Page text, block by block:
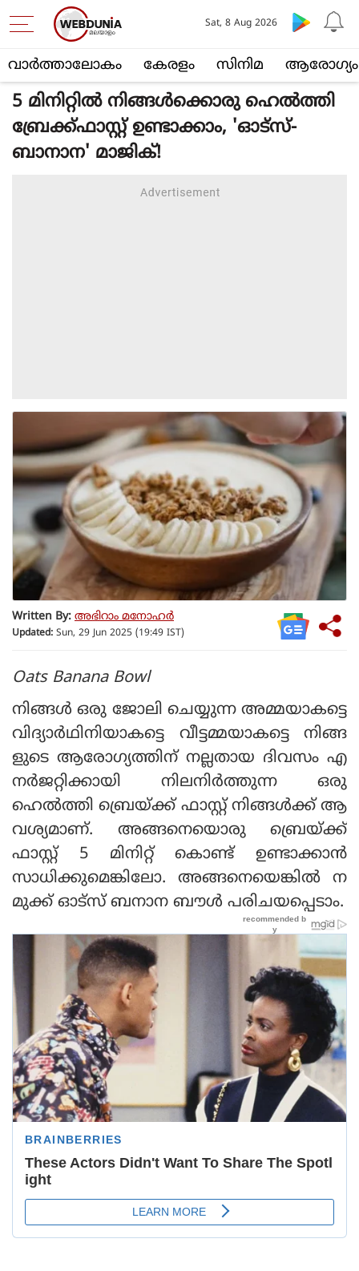
വാര്‍ത്താലോകം കേരളം സിനിമ ആരോഗ്യം
Sat, 8 Aug 2026
5 മിനിറ്റിൽ നിങ്ങൾക്കൊരു ഹെൽത്തി
ബ്രേക്ക്‌ഫാസ്റ്റ് ഉണ്ടാക്കാം, 'ഓട്സ്-
ബാനാന' മാജിക്!
Written By: അഭിറാം മനോഹർ
Updated: Sun, 29 Jun 2025 (19:49 IST)
Oats Banana Bowl
നിങ്ങള്‍ ഒരു ജോലി ചെയ്യുന്ന അമ്മയാകട്ടെ
വിദ്യാര്‍ഥിനിയാകട്ടെ വീട്ടമ്മയാകട്ടെ നിങ്ങ
ളുടെ ആരോഗ്യത്തിന് നല്ലതായ ദിവസം എ
നര്‍ജറ്റിക്കായി നിലനിര്‍ത്തുന്ന ഒരു
ഹെല്‍ത്തി ബ്രെയ്ക്ക് ഫാസ്റ്റ് നിങ്ങള്‍ക്ക് ആ
വശ്യമാണ്. അങ്ങനെയൊരു ബ്രെയ്ക്ക്
ഫാസ്റ്റ് 5 മിനിറ്റ് കൊണ്ട് ഉണ്ടാക്കാന്‍
സാധിക്കുമെങ്കിലോ. അങ്ങനെയെങ്കില്‍ ന
മുക്ക് ഓട്‌സ് ബനാന ബൗള്‍ പരിചയപ്പെടാം.